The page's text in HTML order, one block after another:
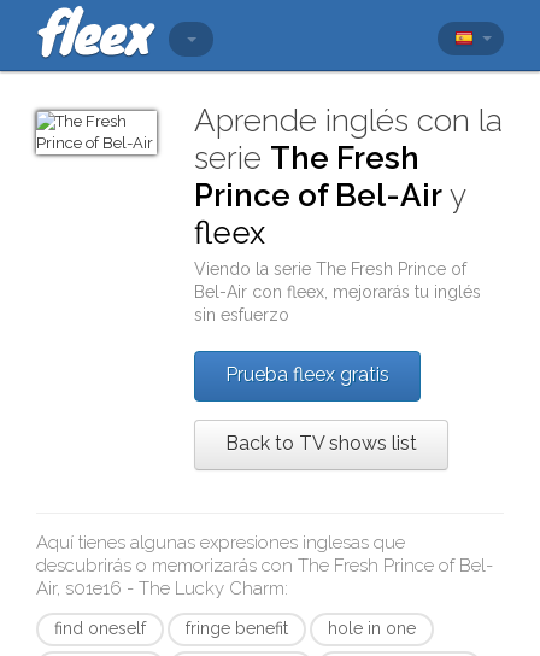
Aprende inglés con la
serie The Fresh
Prince of Bel-Air y
fleex
Viendo la serieThe Fresh Prince of
Bel-Air confleex , mejorarás tu inglés
sin esfuerzo
Prueba fleex gratis
Back to TV shows list
Aquí tienes algunas expresiones inglesas que
descubrirás o memorizarás con The Fresh Prince of Bel-
Air, s01e16 - The Lucky Charm:
find oneself fringe benefit
hole in one